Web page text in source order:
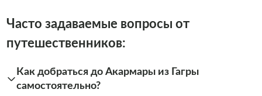
Часто задаваемые вопросы от
путешественников:
Как добраться до Акармары из Гагры
самостоятельно?